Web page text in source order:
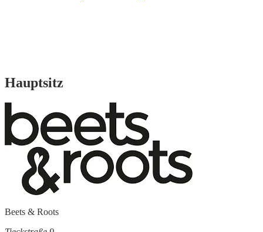
Hauptsitz
Beets & Roots